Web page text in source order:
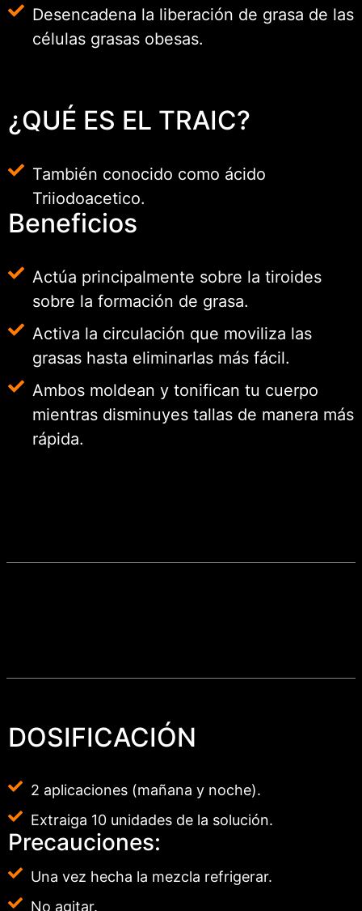
Desencadena la liberación de grasa de las
células grasas obesas.
¿QUÉ ES EL TRAIC?
También conocido como ácido
Triiodoacetico.
Beneficios
Actúa principalmente sobre la tiroides
sobre la formación de grasa.
Activa la circulación que moviliza las
grasas hasta eliminarlas más fácil.
Ambos moldean y tonifican tu cuerpo
mientras disminuyes tallas de manera más
rápida.
DOSIFICACIÓN
2 aplicaciones (mañana y noche).
Extraiga 10 unidades de la solución.
Precauciones:
Una vez hecha la mezcla refrigerar.
No agitar.